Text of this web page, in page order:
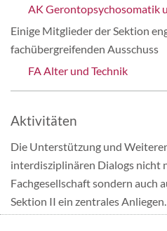
AK Gerontopsychosomatik
Einige Mitglieder der Sektion
fachübergreifenden Ausschuss
FA Alter und Technik
Aktivitäten
Die Unterstützung und
interdisziplinären Dialogs nicht
Fachgesellschaft sondern auch
Sektion II ein zentrales Anliegen.